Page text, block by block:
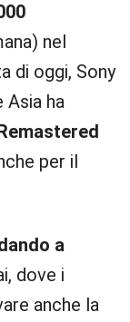
nel
di oggi, Sony
Asia ha
per il
a
dove i
anche la